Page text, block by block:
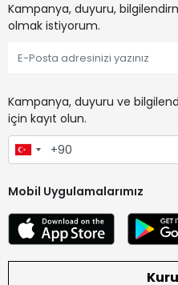
Kampanya, duyuru,
olmak istiyorum.
Kampanya, duyuru ve
için kayıt olun.
Mobil Uygulamalarımız